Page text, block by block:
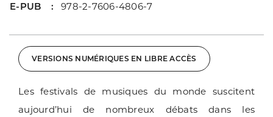
E-PUB
978-2-7606-4806-7
VERSIONS NUMÉRIQUES EN LIBRE ACCÈS
Les festivals de musiques du monde suscitent
aujourd’hui de nombreux débats dans les